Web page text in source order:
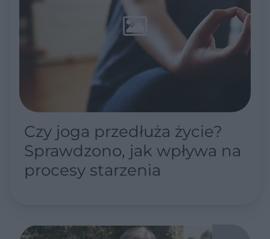
Czy joga przedłuża życie?
Sprawdzono, jak wpływa na
procesy starzenia